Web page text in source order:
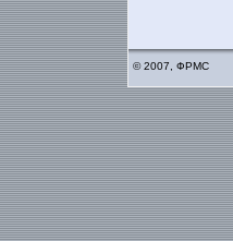
© 2007, ФРМС